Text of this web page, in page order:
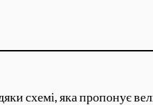
схемі, яка пропонує